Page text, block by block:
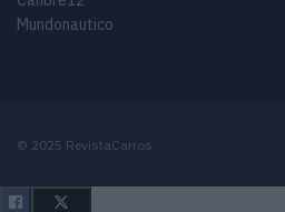
Mundonautico
© 2025 RevistaCarros